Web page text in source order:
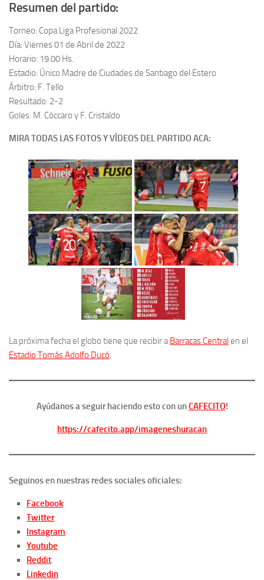
Resumen del partido:
Torneo: Copa Liga Profesional 2022
Día: Viernes 01 de Abril de 2022
Horario: 19.00 Hs.
Estadio: Único Madre de Ciudades de Santiago del Estero
Árbitro: F. Tello
Resultado: 2-2
Goles: M. Cóccaro y F. Cristaldo
MIRA TODAS LAS FOTOS Y VÍDEOS DEL PARTIDO ACA:
La próxima fecha el globo tiene que recibir aBarracas Centralen el
Estadio Tomás Adolfo Ducó.
Ayúdanos a seguir haciendo esto con unCAFECITO!
https://cafecito.app/imageneshuracan
Seguinos en nuestras redes sociales oficiales:
Facebook
Twitter
Instagram
Youtube
Reddit
Linkedin